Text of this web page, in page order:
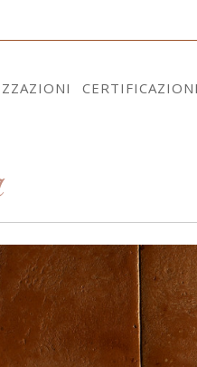
CERTIFICAZIONI